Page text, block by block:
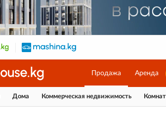
Продажа Аренда
Дома Коммерческая недвижимость